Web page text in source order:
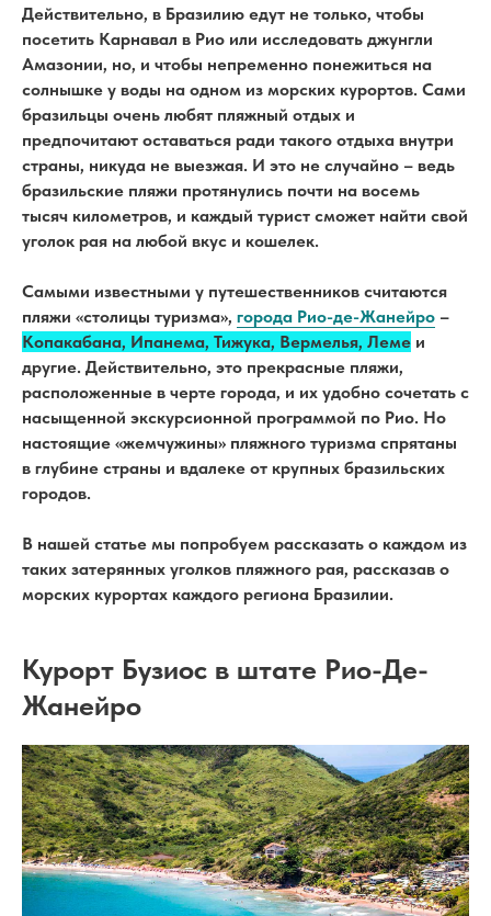
Действительно, в Бразилию едут не только, чтобы
посетить Карнавал в Рио или исследовать джунгли
Амазонии, но, и чтобы непременно понежиться на
солнышке у воды на одном из морских курортов. Сами
бразильцы очень любят пляжный отдых и
предпочитают оставаться ради такого отдыха внутри
страны, никуда не выезжая. И это не случайно – ведь
бразильские пляжи протянулись почти на восемь
тысяч километров, и каждый турист сможет найти свой
уголок рая на любой вкус и кошелек.
Самыми известными у путешественников считаются
пляжи «столицы туризма», города Рио-де-Жанейро –
Копакабана, Ипанема, Тижука, Вермелья, Леме и
другие. Действительно, это прекрасные пляжи,
расположенные в черте города, и их удобно сочетать с
насыщенной экскурсионной программой по Рио. Но
настоящие «жемчужины» пляжного туризма спрятаны
в глубине страны и вдалеке от крупных бразильских
городов.
В нашей статье мы попробуем рассказать о каждом из
таких затерянных уголков пляжного рая, рассказав о
морских курортах каждого региона Бразилии.
Курорт Бузиос в штате Рио-Де-
Жанейро